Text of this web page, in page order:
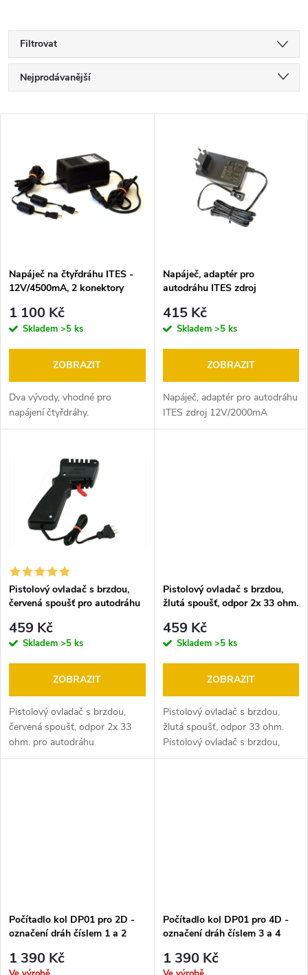
Filtrovat
Ř
a
e
n
p
r
o
d
u
Nejprodávanější
Abecedně
p
s
p
r
d
u
Napáječ na čtyřdráhu ITES -
12V/4500mA, 2 konektory
1 100 Kč
Skladem >5 ks
ZOBRAZIT
Dva vývody, vhodné pro
napájení čtyřdráhy.
Napáječ, adaptér pro
autodráhu ITES zdroj
415 Kč
Skladem >5 ks
ZOBRAZIT
Napáječ, adaptér pro autodráhu
ITES zdroj 12V/2000mA
Pistolový ovladač s brzdou,
červená spoušť pro autodráhu
459 Kč
Skladem >5 ks
ZOBRAZIT
Pistolový ovladač s brzdou,
červená spoušť, odpor 2x 33
ohm. pro autodráhu
ITES,FARO, GOIO
Pistolový ovladač s brzdou,
žlutá spoušť, odpor 2x 33 ohm.
459 Kč
Skladem >5 ks
ZOBRAZIT
Pistolový ovladač s brzdou,
žlutá spoušť, odpor 33 ohm.
Pistolový ovladač s brzdou,
červená spoušť, odpor 2x 33
Počítadlo kol DP01 pro 2D -
označení dráh číslem 1 a 2
1 390 Kč
Počítadlo kol DP01 pro 4D -
označení dráh číslem 3 a 4
1 390 Kč